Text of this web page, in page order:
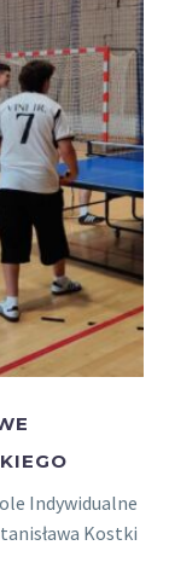
Indywidualne
Kostki